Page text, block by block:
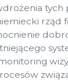
tych
rząd